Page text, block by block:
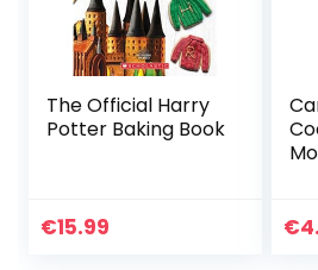
The Official Harry
Potter Baking Book
€15.99 €